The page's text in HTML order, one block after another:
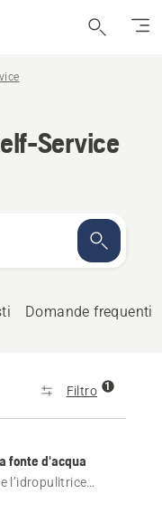
Service
Domande frequenti
Filtro 1
fonte d'acqua
l’idropulitrice
d’acqua aperta